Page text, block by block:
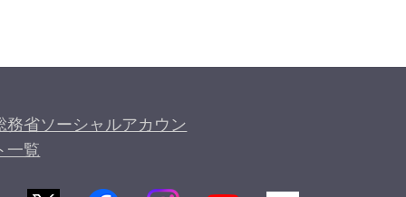
務省ソーシャルアカウン
一覧